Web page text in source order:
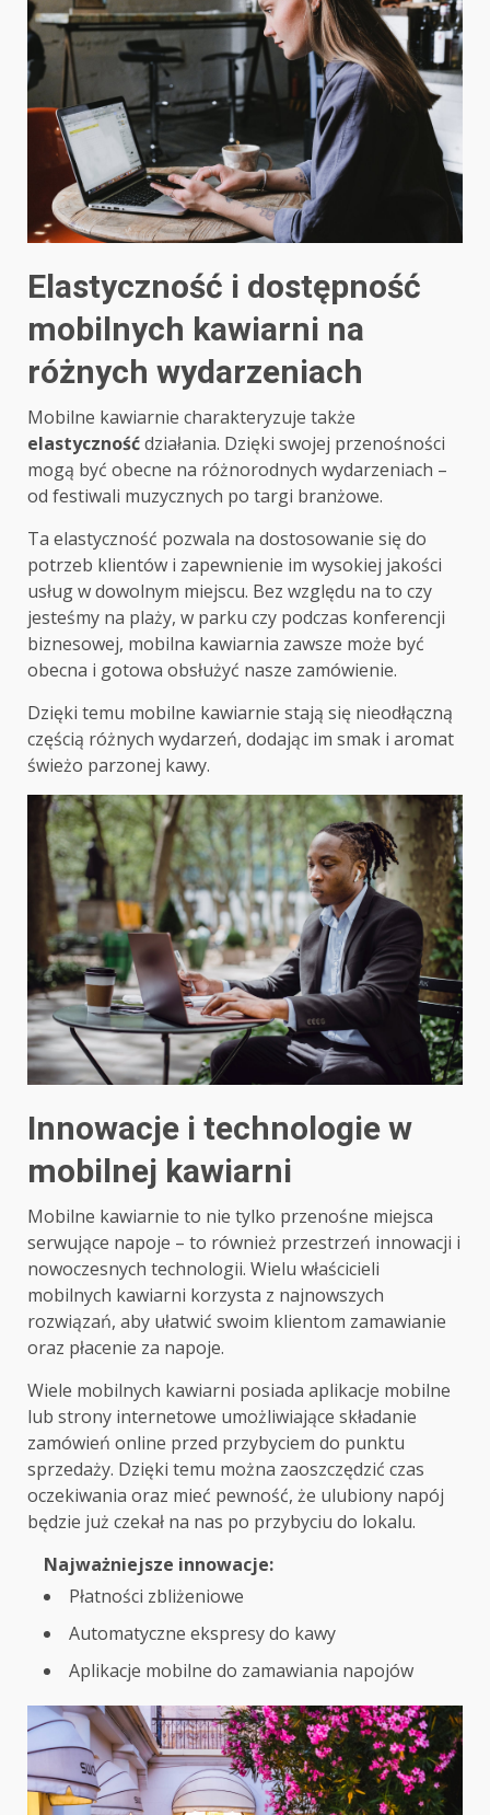
Elastyczność i dostępność
mobilnych kawiarni na
różnych wydarzeniach
Mobilne kawiarnie charakteryzuje także
elastycznośćdziałania. Dzięki swojej przenośności
mogą być obecne na różnorodnych wydarzeniach –
od festiwali muzycznych po targi branżowe.
Ta elastyczność pozwala na dostosowanie się do
potrzeb klientów i zapewnienie im wysokiej jakości
usług w dowolnym miejscu. Bez względu na to czy
jesteśmy na plaży, w parku czy podczas konferencji
biznesowej, mobilna kawiarnia zawsze może być
obecna i gotowa obsłużyć nasze zamówienie.
Dzięki temu mobilne kawiarnie stają się nieodłączną
częścią różnych wydarzeń, dodając im smak i aromat
świeżo parzonej kawy.
Innowacje i technologie w
mobilnej kawiarni
Mobilne kawiarnie to nie tylko przenośne miejsca
serwujące napoje – to również przestrzeń innowacji i
nowoczesnych technologii. Wielu właścicieli
mobilnych kawiarni korzysta z najnowszych
rozwiązań, aby ułatwić swoim klientom zamawianie
oraz płacenie za napoje.
Wiele mobilnych kawiarni posiada aplikacje mobilne
lub strony internetowe umożliwiające składanie
zamówień online przed przybyciem do punktu
sprzedaży. Dzięki temu można zaoszczędzić czas
oczekiwania oraz mieć pewność, że ulubiony napój
będzie już czekał na nas po przybyciu do lokalu.
Najważniejsze innowacje:
Płatności zbliżeniowe
Automatyczne ekspresy do kawy
Aplikacje mobilne do zamawiania napojów